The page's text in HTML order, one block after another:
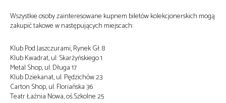
Wszystkie osoby zainteresowane kupnem biletów kolekcjonerskich mogą
zakupić takowe w następujących miejscach:
Klub Pod Jaszczurami, Rynek Gł. 8
Klub Kwadrat, ul. Skarżyńskiego 1
Metal Shop, ul. Długa 17
Klub Dziekanat, ul. Pędzichów 23
Carton Shop, ul. Floriańska 36
Teatr Łaźnia Nowa, oś.Szkolne 25